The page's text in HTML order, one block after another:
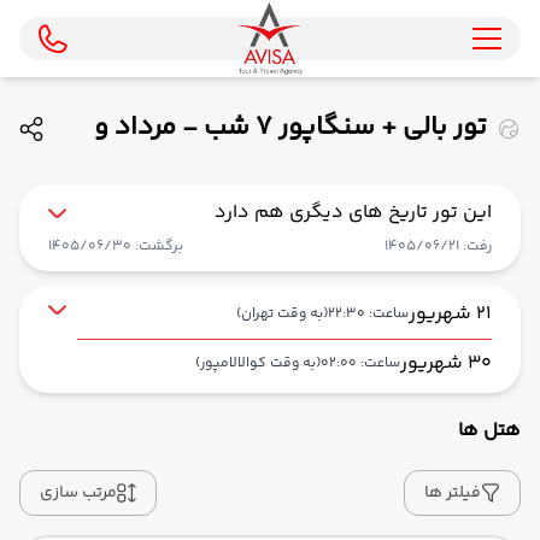
تور بالی + سنگاپور 7 شب - مرداد و
این تور تاریخ های دیگری هم دارد
رفت: 1405/06/21 برگشت: 1405/06/30
21 شهریور ساعت: 22:30 (به وقت تهران)
30 شهریور ساعت: 02:00 (به وقت کوالالامپور)
حرکت از مبدا: 22:30
هتل ها
فیلتر ها مرتب سازی